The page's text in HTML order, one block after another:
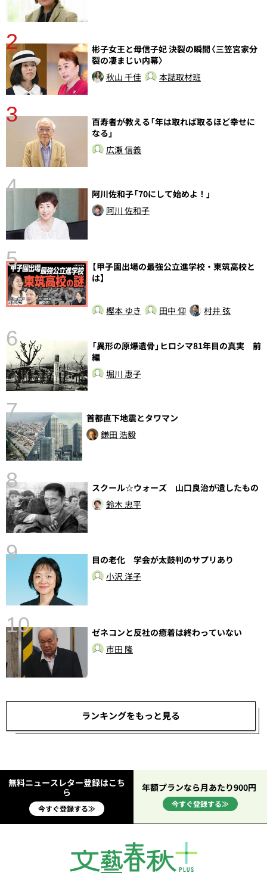
2
彬子女王と母信子妃 決裂の瞬間〈三笠宮家分
裂の凄まじい内幕〉
秋山 千佳
本誌取材班
3
百寿者が教える「年は取れば取るほど幸せに
なる」
広瀬 信義
4
阿川佐和子「70にして始めよ！」
阿川 佐和子
5
【甲子園出場の最強公立進学校・東筑高校と
は】
樫本 ゆき 田中 仰 村井 弦
6
「異形の原爆遺骨」ヒロシマ81年目の真実 前
編
堀川 惠子
7
首都直下地震とタワマン
鎌田 浩毅
8
スクール☆ウォーズ 山口良治が遺したもの
鈴木 忠平
9
目の老化 学会が太鼓判のサプリあり
小沢 洋子
10
ゼネコンと反社の癒着は終わっていない
市田 隆
ランキングをもっと見る
無料ニュースレター登録はこち
ら
今すぐ登録する≫
年額プランなら月あたり900円
今すぐ登録する≫